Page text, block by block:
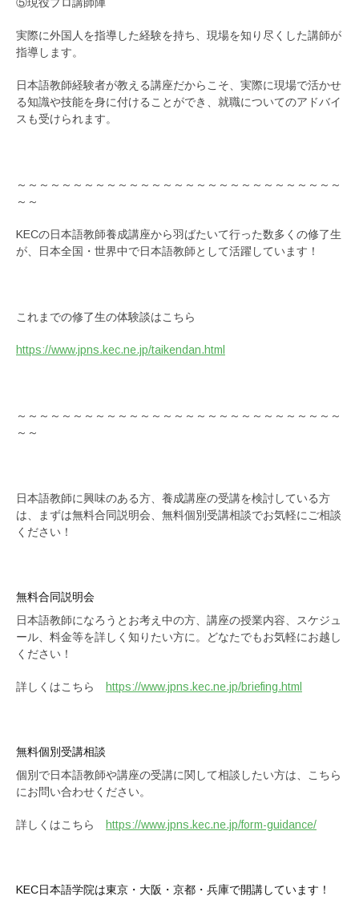
⑤現役プロ講師陣
実際に外国人を指導した経験を持ち、現場を知り尽くした講師が
指導します。
日本語教師経験者が教える講座だからこそ、実際に現場で活かせ
る知識や技能を身に付けることができ、就職についてのアドバイ
スも受けられます。
～～～～～～～～～～～～～～～～～～～～～～～～～～～～～
～～
KECの日本語教師養成講座から羽ばたいて行った数多くの修了生
が、日本全国・世界中で日本語教師として活躍しています！
これまでの修了生の体験談はこちら
https://www.jpns.kec.ne.jp/taikendan.html
～～～～～～～～～～～～～～～～～～～～～～～～～～～～～
～～
日本語教師に興味のある方、養成講座の受講を検討している方
は、まずは無料合同説明会、無料個別受講相談でお気軽にご相談
ください！
無料合同説明会
日本語教師になろうとお考え中の方、講座の授業内容、スケジュ
ール、料金等を詳しく知りたい方に。どなたでもお気軽にお越し
ください！
詳しくはこちら https://www.jpns.kec.ne.jp/briefing.html
無料個別受講相談
個別で日本語教師や講座の受講に関して相談したい方は、こちら
にお問い合わせください。
詳しくはこちら https://www.jpns.kec.ne.jp/form-guidance/
KEC日本語学院は東京・大阪・京都・兵庫で開講しています！